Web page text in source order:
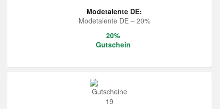
Modetalente DE:
Modetalente DE – 20%
20%
Gutschein